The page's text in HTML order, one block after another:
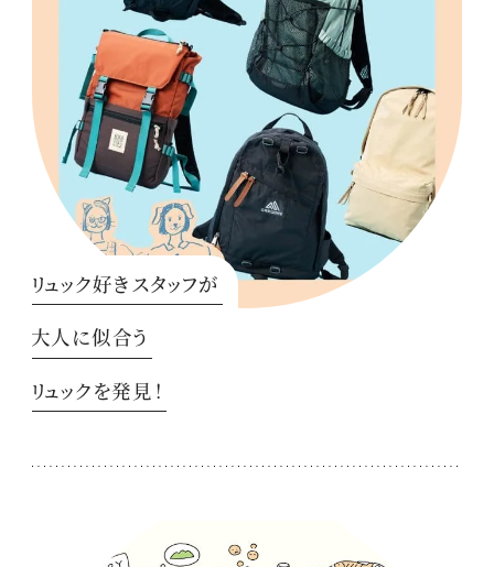
リュック好きスタッフが
大人に似合う
リュックを発見！